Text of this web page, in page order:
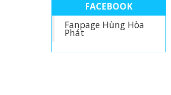
FACEBOOK
Fanpage Hùng Hòa
Phát